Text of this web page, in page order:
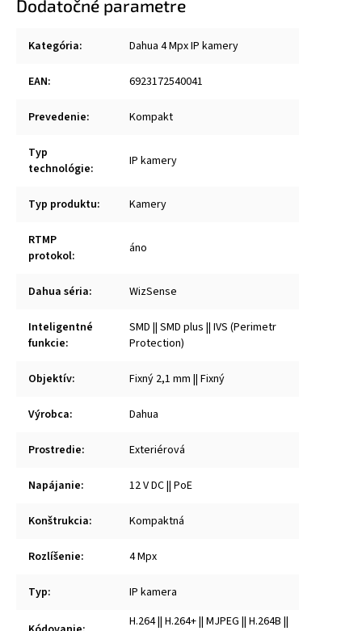
Dodatočné parametre
Kategória: Dahua 4 Mpx IP kamery
EAN: 6923172540041
Prevedenie: Kompakt
Typ
technológie: IP kamery
Typ produktu: Kamery
RTMP
protokol: áno
Dahua séria: WizSense
Inteligentné
funkcie:
SMD || SMD plus || IVS (Perimetr
Protection)
Objektív: Fixný 2,1 mm || Fixný
Výrobca: Dahua
Prostredie: Exteriérová
Napájanie: 12 V DC || PoE
Konštrukcia: Kompaktná
Rozlíšenie: 4 Mpx
Typ: IP kamera
H.264 || H.264+ || MJPEG || H.264B ||